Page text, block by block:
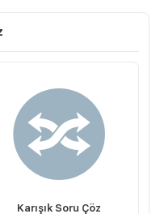
Karışık Soru Çöz